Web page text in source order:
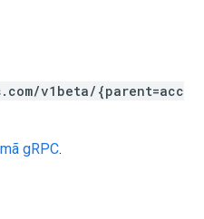
v1beta/{parent=acc
gRPC.